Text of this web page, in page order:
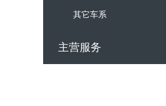
其它车系
主营服务